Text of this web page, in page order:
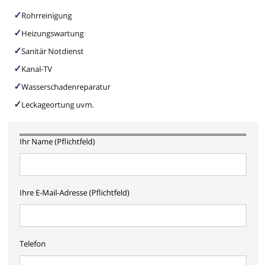
Rohrreinigung
Heizungswartung
Sanitär Notdienst
Kanal-TV
Wasserschadenreparatur
Leckageortung uvm.
Ihr Name (Pflichtfeld)
Ihre E-Mail-Adresse (Pflichtfeld)
Telefon